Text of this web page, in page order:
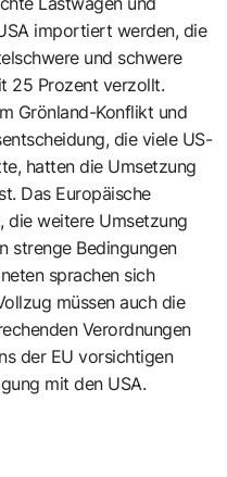
importiert werden, die
und schwere
25 Prozent verzollt.
Grönland-Konflikt und
die viele US-
hatten die Umsetzung
Das Europäische
die weitere Umsetzung
strenge Bedingungen
sprachen sich
müssen auch die
Verordnungen
der EU vorsichtigen
mit den USA.